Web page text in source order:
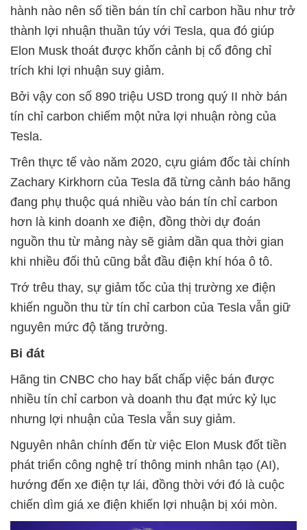
hành nào nên số tiền bán tín chỉ carbon hầu như trở
thành lợi nhuận thuần túy với Tesla, qua đó giúp
Elon Musk thoát được khốn cảnh bị cổ đông chỉ
trích khi lợi nhuận suy giảm.
Bởi vậy con số 890 triệu USD trong quý II nhờ bán
tín chỉ carbon chiếm một nửa lợi nhuận ròng của
Tesla.
Trên thực tế vào năm 2020, cựu giám đốc tài chính
Zachary Kirkhorn của Tesla đã từng cảnh báo hãng
đang phụ thuộc quá nhiều vào bán tín chỉ carbon
hơn là kinh doanh xe điện, đồng thời dự đoán
nguồn thu từ mảng này sẽ giảm dần qua thời gian
khi nhiều đối thủ cũng bắt đầu điện khí hóa ô tô.
Trớ trêu thay, sự giảm tốc của thị trường xe điện
khiến nguồn thu từ tín chỉ carbon của Tesla vẫn giữ
nguyên mức độ tăng trưởng.
Bi đát
Hãng tin CNBC cho hay bất chấp việc bán được
nhiều tín chỉ carbon và doanh thu đạt mức kỷ lục
nhưng lợi nhuận của Tesla vẫn suy giảm.
Nguyên nhân chính đến từ việc Elon Musk đốt tiền
phát triển công nghệ trí thông minh nhân tạo (AI),
hướng đến xe điện tự lái, đồng thời với đó là cuộc
chiến dìm giá xe điện khiến lợi nhuận bị xói mòn.